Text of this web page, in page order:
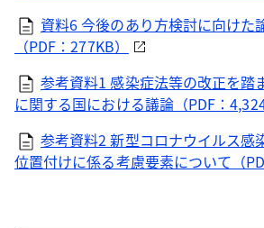
資料6 今後のあり方検討に向けた
（PDF：277KB）
参考資料1 感染症法等の改正を踏
に関する国における議論（PDF：
参考資料2 新型コロナウイルス感
位置付けに係る考慮要素について（